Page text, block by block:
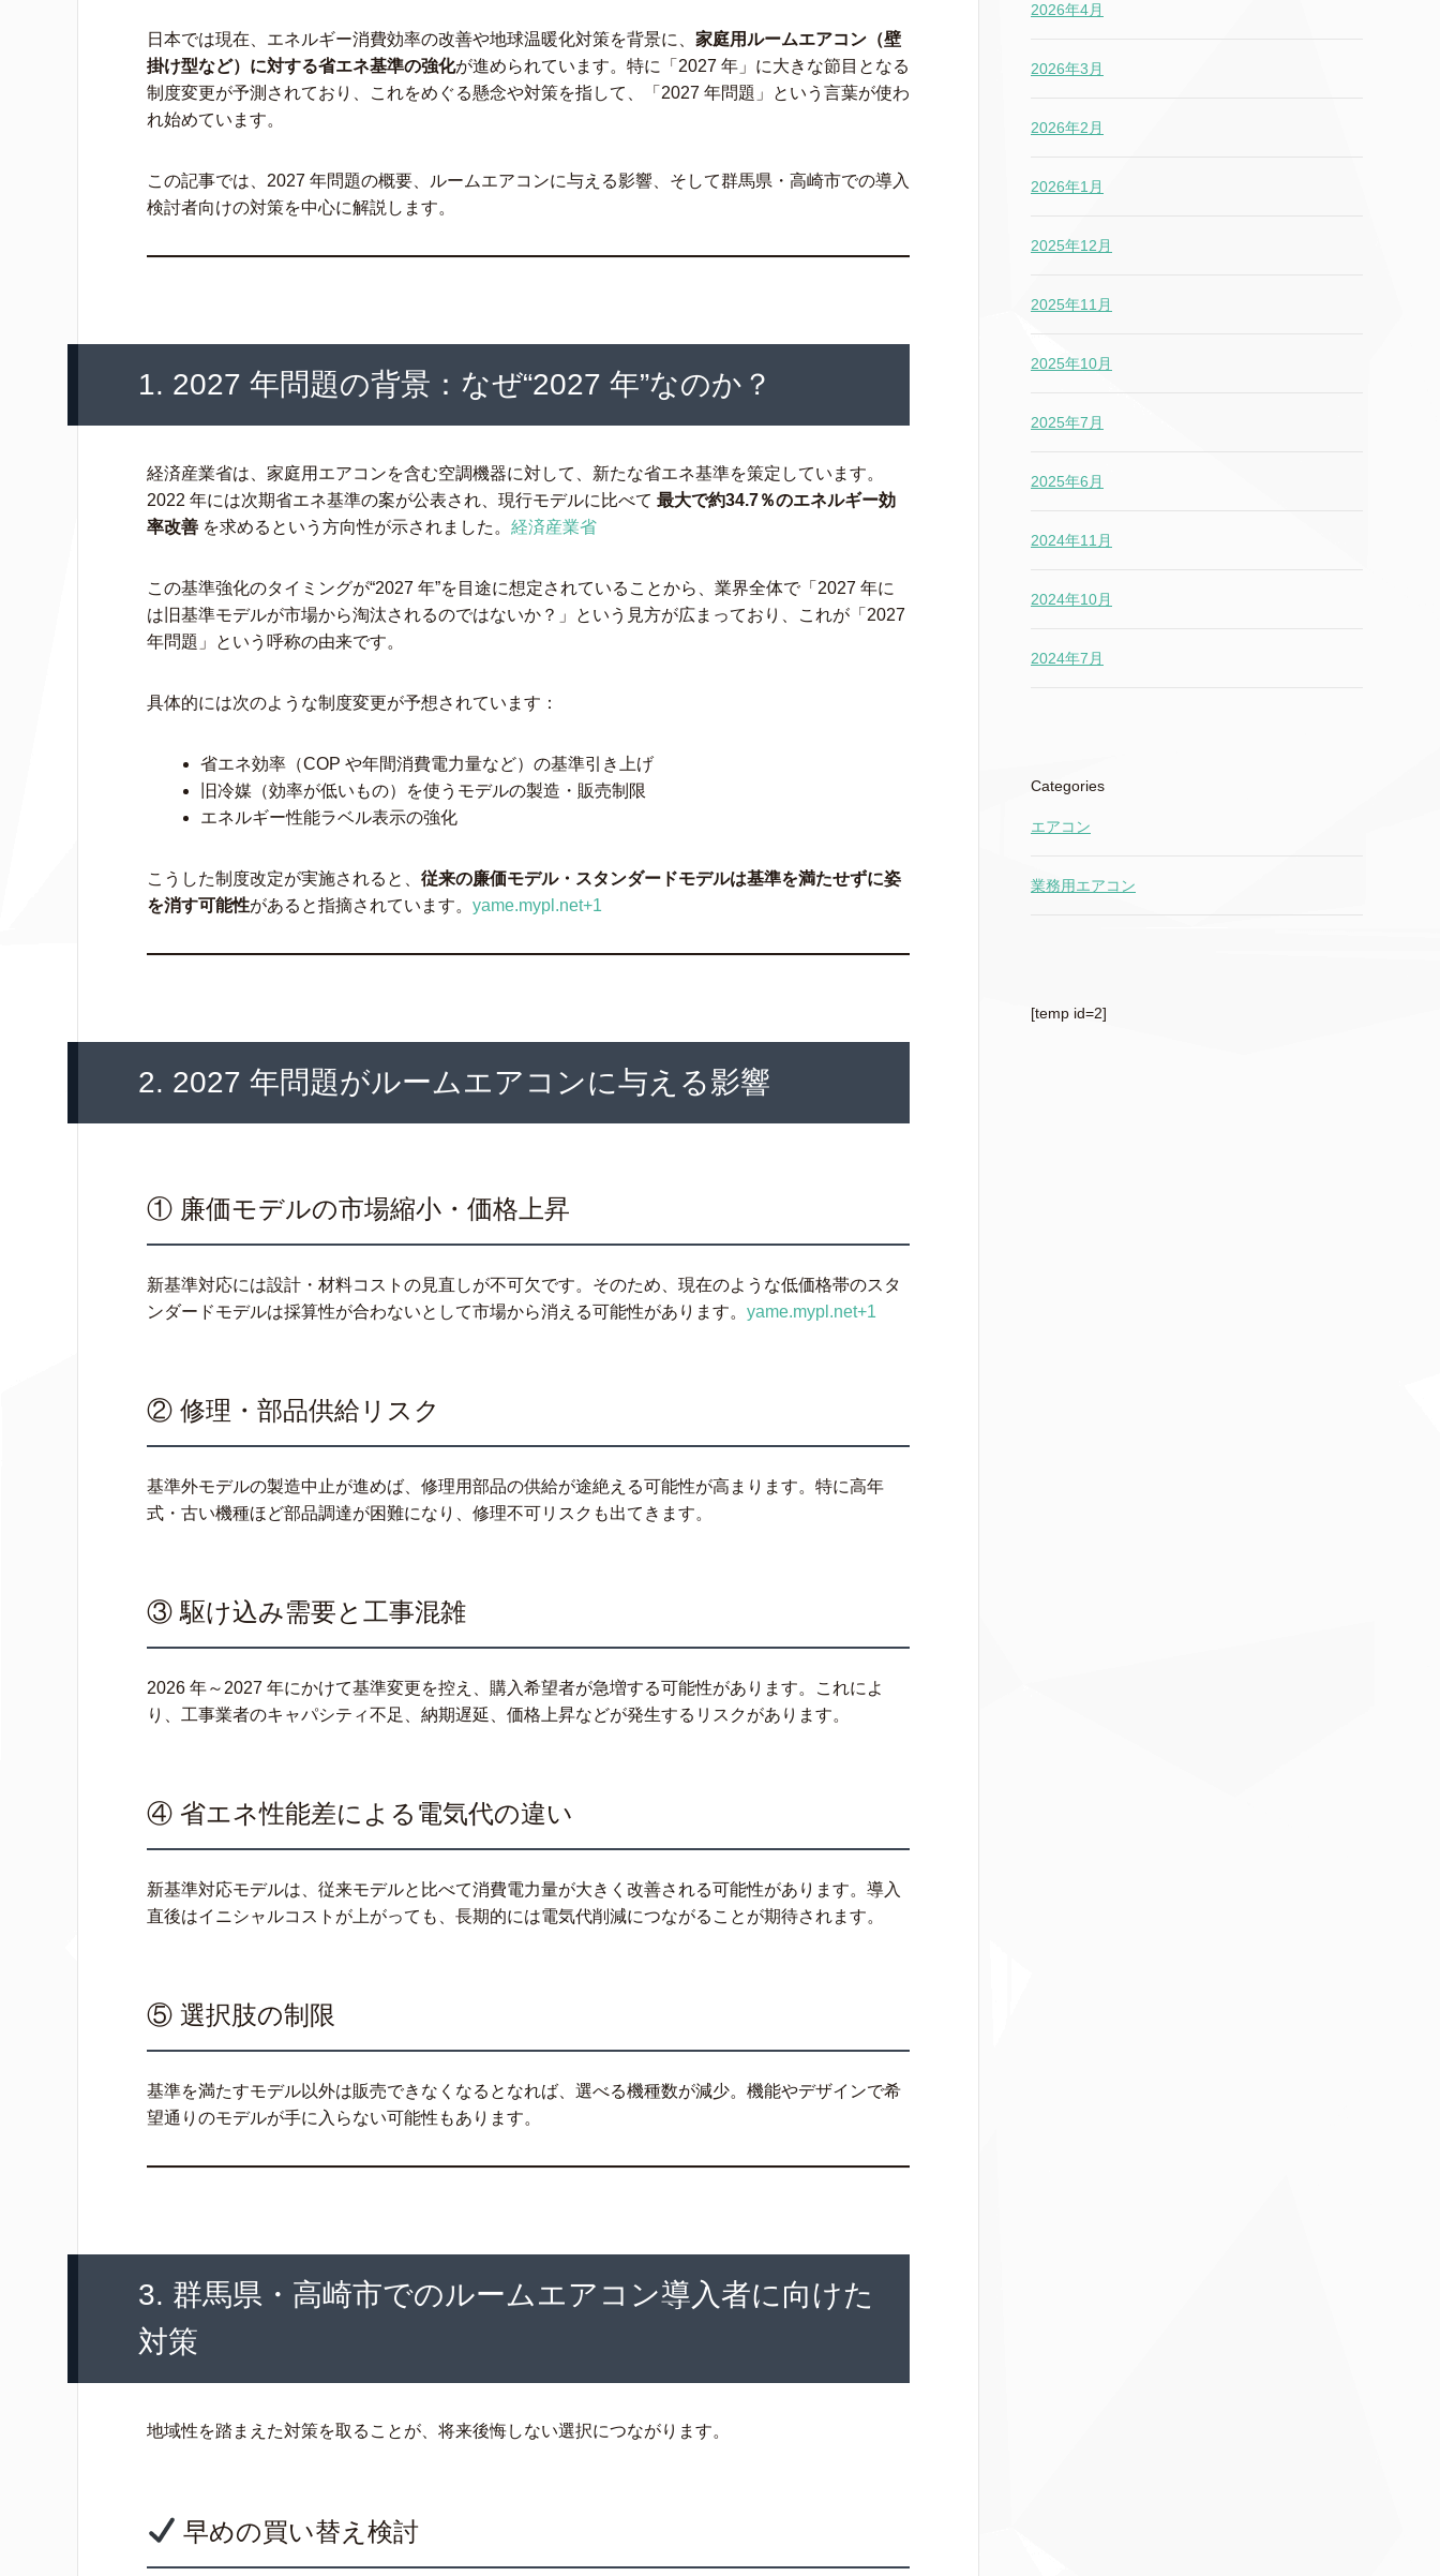
日本では現在、エネルギー消費効率の改善や地球温暖化対策を背景に、 家庭用ルームエアコン（壁
掛け型など）に対する省エネ基準の強化が進められています。特に「2027 年」に大きな節目となる
制度変更が予測されており、これをめぐる懸念や対策を指して、「2027 年問題」という言葉が使わ
れ始めています。
この記事では、2027 年問題の概要、ルームエアコンに与える影響、そして群馬県・高崎市での導入
検討者向けの対策を中心に解説します。
1. 2027 年問題の背景：なぜ“2027 年”なのか？
経済産業省は、家庭用エアコンを含む空調機器に対して、新たな省エネ基準を策定しています。
2022 年には次期省エネ基準の案が公表され、現行モデルに比べて 最大で約34.7％のエネルギー効
率改善 を求めるという方向性が示されました。 経済産業省
この基準強化のタイミングが“2027 年”を目途に想定されていることから、業界全体で「2027 年に
は旧基準モデルが市場から淘汰されるのではないか？」という見方が広まっており、これが「2027
年問題」という呼称の由来です。
具体的には次のような制度変更が予想されています：
省エネ効率（COP や年間消費電力量など）の基準引き上げ
旧冷媒（効率が低いもの）を使うモデルの製造・販売制限
エネルギー性能ラベル表示の強化
こうした制度改定が実施されると、 従来の廉価モデル・スタンダードモデルは基準を満たせずに姿
を消す可能性があると指摘されています。 yame.mypl.net+1
2. 2027 年問題がルームエアコンに与える影響
① 廉価モデルの市場縮小・価格上昇
新基準対応には設計・材料コストの見直しが不可欠です。そのため、現在のような低価格帯のスタ
ンダードモデルは採算性が合わないとして市場から消える可能性があります。 yame.mypl.net+1
② 修理・部品供給リスク
基準外モデルの製造中止が進めば、修理用部品の供給が途絶える可能性が高まります。特に高年
式・古い機種ほど部品調達が困難になり、修理不可リスクも出てきます。
③ 駆け込み需要と工事混雑
2026 年～2027 年にかけて基準変更を控え、購入希望者が急増する可能性があります。これによ
り、工事業者のキャパシティ不足、納期遅延、価格上昇などが発生するリスクがあります。
④ 省エネ性能差による電気代の違い
新基準対応モデルは、従来モデルと比べて消費電力量が大きく改善される可能性があります。導入
直後はイニシャルコストが上がっても、長期的には電気代削減につながることが期待されます。
⑤ 選択肢の制限
基準を満たすモデル以外は販売できなくなるとなれば、選べる機種数が減少。機能やデザインで希
望通りのモデルが手に入らない可能性もあります。
3. 群馬県・高崎市でのルームエアコン導入者に向けた
対策
地域性を踏まえた対策を取ることが、将来後悔しない選択につながります。
早めの買い替え検討
2026年4月
2026年3月
2026年2月
2026年1月
2025年12月
2025年11月
2025年10月
2025年7月
2025年6月
2024年11月
2024年10月
2024年7月
Categories
エアコン
業務用エアコン
[temp id=2]